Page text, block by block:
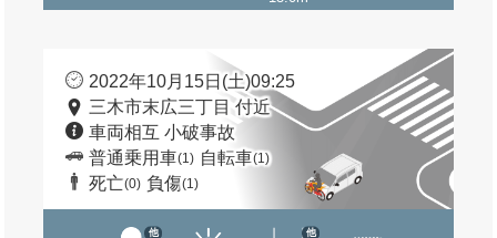
2022年10月15日(土)09:25
三木市末広三丁目 付近
車両相互 小破事故
普通乗用車(1) 自転車(1)
死亡(0) 負傷(1)
他 他